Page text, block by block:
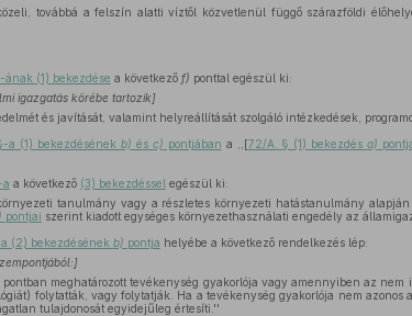
továbbá a felszín alatti víztől közvetlenül függő szárazföldi
(1) bekezdése a következő f) ponttal egészül ki:
igazgatás körébe tartozik]
és javítását, valamint helyreállítását szolgáló intézkedések,
a (1) bekezdésének b) és c) pontjában a ,,[72/A. § (1) bekezdésa)
a a következő (3) bekezdéssel egészül ki:
tanulmány vagy a részletes környezeti hatástanulmány
pontjai szerint kiadott egységes környezethasználati engedély az
(2) bekezdésének b) pontja helyébe a következő rendelkezés lép:
pontban meghatározott tevékenység gyakorlója vagy amennyiben az
folytatták, vagy folytatják. Ha a tevékenység gyakorlója nem
tulajdonosát egyidejűleg értesíti.''